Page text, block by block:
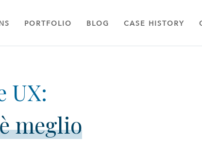
PORTFOLIO BLOG CASE HISTORY
meglio